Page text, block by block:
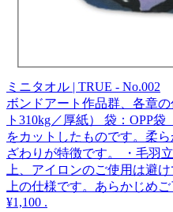
ミニタオル | TRUE - No.002
ボンドアート作品群、各章
ト310kg／厚紙） 袋：OPP
をカットしたものです。柔
ざわりが特徴です。 ・毛羽
上、アイロンのご使用は避
上の仕様です。あらかじめ
¥1,100 .